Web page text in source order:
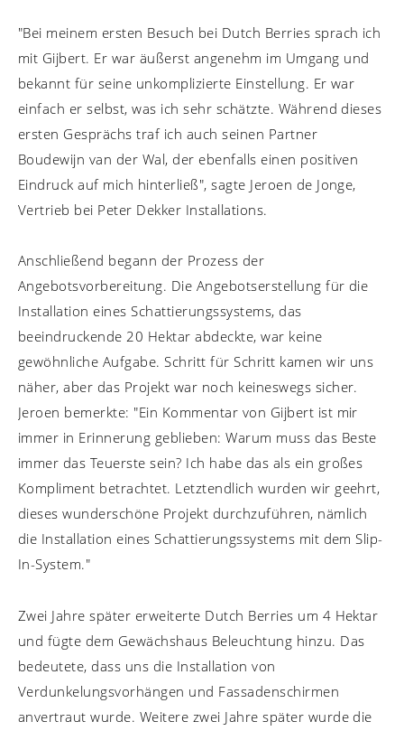
"Bei meinem ersten Besuch bei Dutch Berries sprach ich
mit Gijbert. Er war äußerst angenehm im Umgang und
bekannt für seine unkomplizierte Einstellung. Er war
einfach er selbst, was ich sehr schätzte. Während dieses
ersten Gesprächs traf ich auch seinen Partner
Boudewijn van der Wal, der ebenfalls einen positiven
Eindruck auf mich hinterließ", sagte Jeroen de Jonge,
Vertrieb bei Peter Dekker Installations.
Anschließend begann der Prozess der
Angebotsvorbereitung. Die Angebotserstellung für die
Installation eines Schattierungssystems, das
beeindruckende 20 Hektar abdeckte, war keine
gewöhnliche Aufgabe. Schritt für Schritt kamen wir uns
näher, aber das Projekt war noch keineswegs sicher.
Jeroen bemerkte: "Ein Kommentar von Gijbert ist mir
immer in Erinnerung geblieben: Warum muss das Beste
immer das Teuerste sein? Ich habe das als ein großes
Kompliment betrachtet. Letztendlich wurden wir geehrt,
dieses wunderschöne Projekt durchzuführen, nämlich
die Installation eines Schattierungssystems mit dem Slip-
In-System."
Zwei Jahre später erweiterte Dutch Berries um 4 Hektar
und fügte dem Gewächshaus Beleuchtung hinzu. Das
bedeutete, dass uns die Installation von
Verdunkelungsvorhängen und Fassadenschirmen
anvertraut wurde. Weitere zwei Jahre später wurde die